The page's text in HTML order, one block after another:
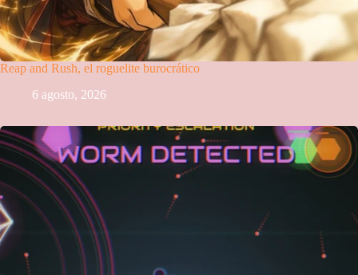
Reap and Rush, el roguelite burocrático
6 agosto, 2026